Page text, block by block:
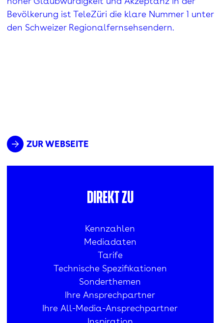
Bevölkerung ist TeleZüri die klare Nummer 1 unter
den Schweizer Regionalfernsehsendern.
ZUR WEBSEITE
Direkt zu
Kennzahlen
Mediadaten
Tarife
Technische Spezifikationen
Sonderthemen
Ihre Ansprechpartner
Ihre All-Media-Ansprechpartner